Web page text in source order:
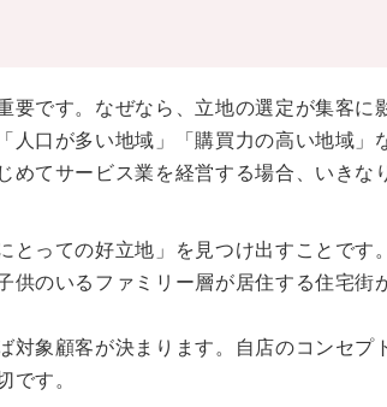
です。なぜなら、立地の選定が集客に
口が多い地域」「購買力の高い地域」
てサービス業を経営する場合、いきな
っての好立地」を見つけ出すことです
のいるファミリー層が居住する住宅街
象顧客が決まります。自店のコンセプ
です。